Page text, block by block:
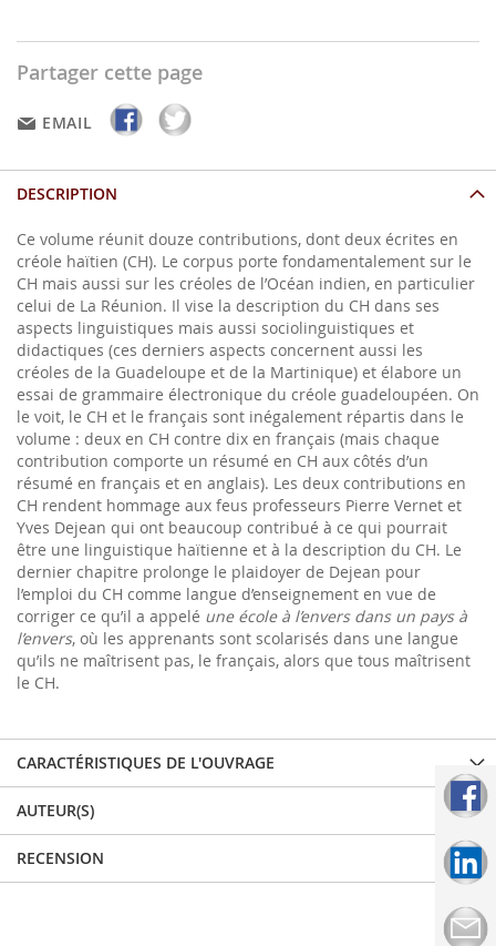
Partager cette page
EMAIL
DESCRIPTION
Ce volume réunit douze contributions, dont deux écrites en
créole haïtien (CH). Le corpus porte fondamentalement sur le
CH mais aussi sur les créoles de l’Océan indien, en particulier
celui de La Réunion. Il vise la description du CH dans ses
aspects linguistiques mais aussi sociolinguistiques et
didactiques (ces derniers aspects concernent aussi les
créoles de la Guadeloupe et de la Martinique) et élabore un
essai de grammaire électronique du créole guadeloupéen. On
le voit, le CH et le français sont inégalement répartis dans le
volume : deux en CH contre dix en français (mais chaque
contribution comporte un résumé en CH aux côtés d’un
résumé en français et en anglais). Les deux contributions en
CH rendent hommage aux feus professeurs Pierre Vernet et
Yves Dejean qui ont beaucoup contribué à ce qui pourrait
être une linguistique haïtienne et à la description du CH. Le
dernier chapitre prolonge le plaidoyer de Dejean pour
l’emploi du CH comme langue d’enseignement en vue de
corriger ce qu’il a appelé une école à l’envers dans un pays à
l’envers, où les apprenants sont scolarisés dans une langue
qu’ils ne maîtrisent pas, le français, alors que tous maîtrisent
le CH.
CARACTÉRISTIQUES DE L'OUVRAGE
AUTEUR(S)
RECENSION